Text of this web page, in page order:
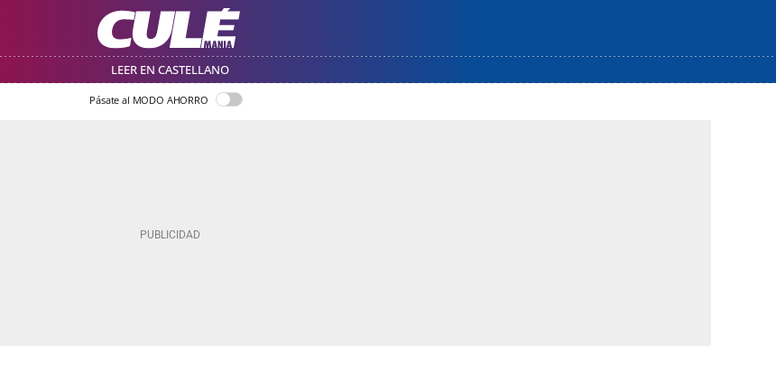
LEER EN CASTELLANO
Pásate al MODO AHORRO